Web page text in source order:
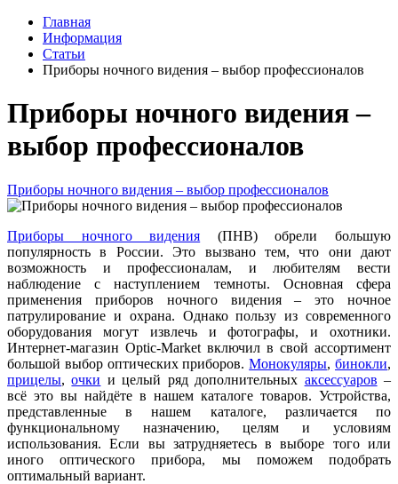
Главная
Информация
Статьи
Приборы ночного видения – выбор профессионалов
Приборы ночного видения –
выбор профессионалов
Приборы ночного видения – выбор профессионалов
Приборы ночного видения (ПНВ) обрели большую
популярность в России. Это вызвано тем, что они дают
возможность и профессионалам, и любителям вести
наблюдение с наступлением темноты. Основная сфера
применения приборов ночного видения – это ночное
патрулирование и охрана. Однако пользу из современного
оборудования могут извлечь и фотографы, и охотники.
Интернет-магазин Optic-Market включил в свой ассортимент
большой выбор оптических приборов.Монокуляры,бинокли,
прицелы,очки и целый ряд дополнительных аксессуаров –
всё это вы найдёте в нашем каталоге товаров. Устройства,
представленные в нашем каталоге, различается по
функциональному назначению, целям и условиям
использования. Если вы затрудняетесь в выборе того или
иного оптического прибора, мы поможем подобрать
оптимальный вариант.